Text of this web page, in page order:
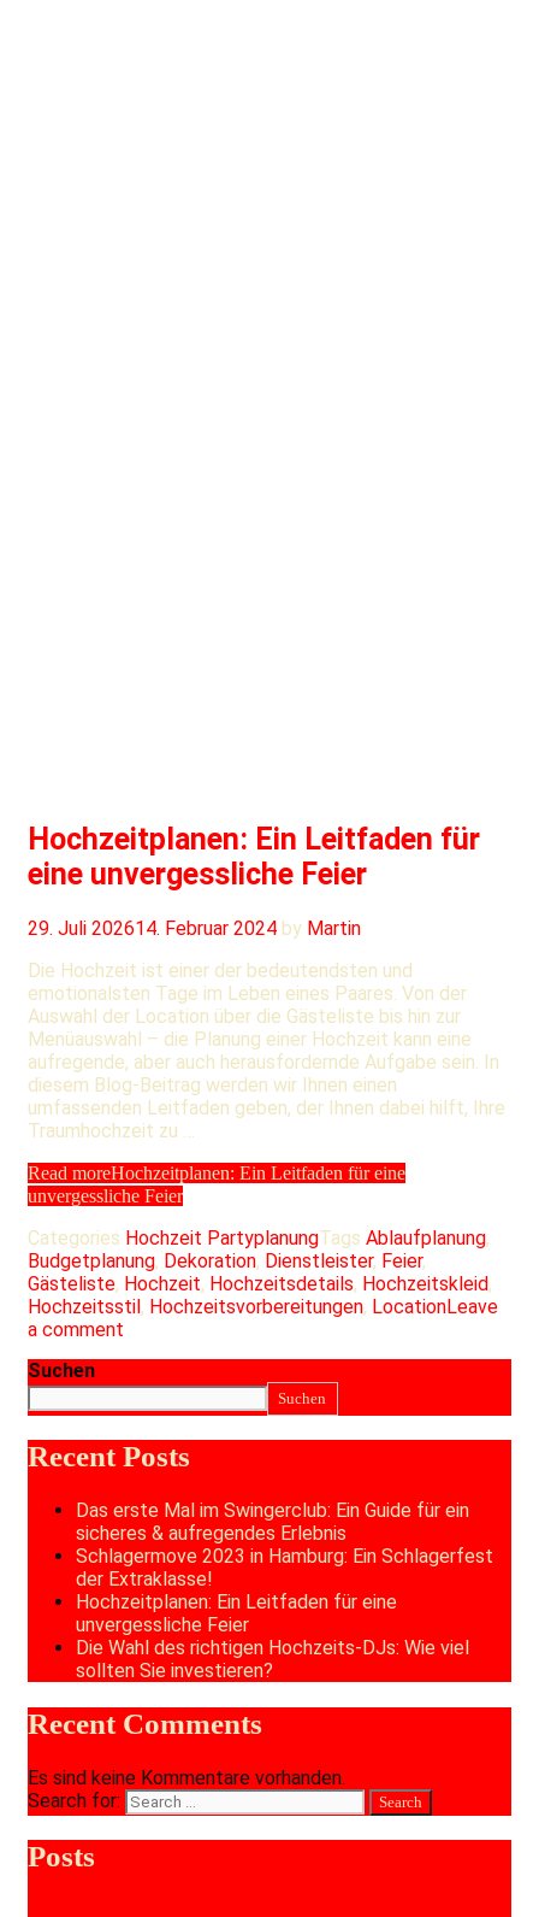
Hochzeitplanen: Ein Leitfaden für
eine unvergessliche Feier
29. Juli 202614. Februar 2024 by Martin
Die Hochzeit ist einer der bedeutendsten und
emotionalsten Tage im Leben eines Paares. Von der
Auswahl der Location über die Gästeliste bis hin zur
Menüauswahl – die Planung einer Hochzeit kann eine
aufregende, aber auch herausfordernde Aufgabe sein. In
diesem Blog-Beitrag werden wir Ihnen einen
umfassenden Leitfaden geben, der Ihnen dabei hilft, Ihre
Traumhochzeit zu …
Read moreHochzeitplanen: Ein Leitfaden für eine
unvergessliche Feier
Categories Hochzeit PartyplanungTags Ablaufplanung,
Budgetplanung, Dekoration, Dienstleister, Feier,
Gästeliste, Hochzeit, Hochzeitsdetails, Hochzeitskleid,
Hochzeitsstil, Hochzeitsvorbereitungen, LocationLeave
a comment
Suchen
Suchen
Recent Posts
Das erste Mal im Swingerclub: Ein Guide für ein
sicheres & aufregendes Erlebnis
Schlagermove 2023 in Hamburg: Ein Schlagerfest
der Extraklasse!
Hochzeitplanen: Ein Leitfaden für eine
unvergessliche Feier
Die Wahl des richtigen Hochzeits-DJs: Wie viel
sollten Sie investieren?
Recent Comments
Es sind keine Kommentare vorhanden.
Search for:
Posts